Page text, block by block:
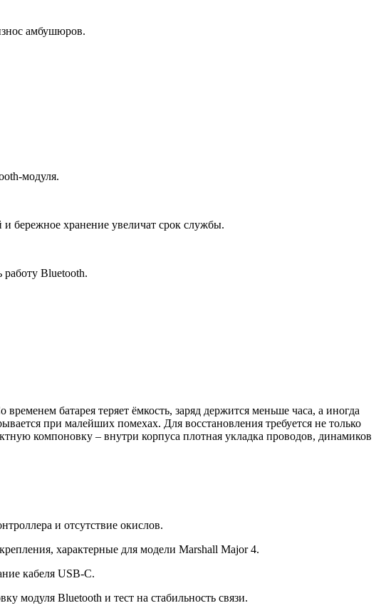
амбушюров.
модуля.
и бережное хранение увеличат срок службы.
Bluetooth.
батарея теряет ёмкость, заряд держится меньше часа, а иногда
при малейших помехах. Для восстановления требуется не только
компоновку – внутри корпуса плотная укладка проводов, динамиков
и отсутствие окислов.
характерные для модели Marshall Major 4.
кабеля USB-C.
модуля Bluetooth и тест на стабильность связи.